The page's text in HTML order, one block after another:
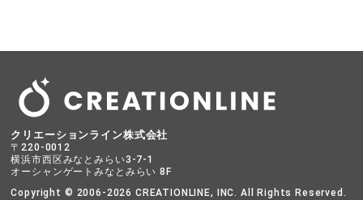
クリエーションライン株式会社
〒220-0012
横浜市西区みなとみらい3-7-1
オーシャンゲートみなとみらい 8F
Copyright © 2006-2026 CREATIONLINE, INC. All Rights Reserved.